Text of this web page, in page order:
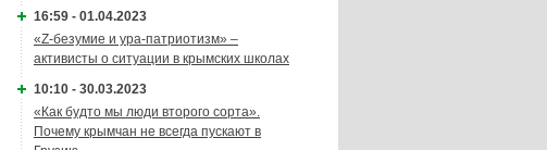
16:59 - 01.04.2023
«Z-безумие и ура-патриотизм» –
активисты о ситуации в крымских школах
10:10 - 30.03.2023
«Как будто мы люди второго сорта».
Почему крымчан не всегда пускают в